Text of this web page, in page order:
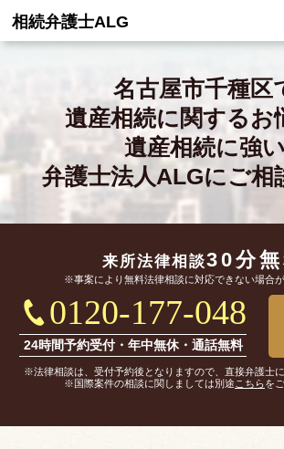
相続弁護士ALG
名古屋市千種区
遺産相続に関するお
遺産相続に強い
弁護士法人ALGにご相
来所法律相談30分
※事案により無料法律相談に対応できない場合が
0120-177-048
24時間予約受付・年中無休・通話無料
※法律相談は、受付予約後となりますので、直接弁護士に
※国際案件の相談に関しましては別途 こちらを